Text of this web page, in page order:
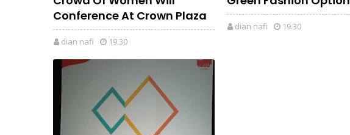
Conference At Crown Plaza
dian nafi 19.30
dian nafi 19.30